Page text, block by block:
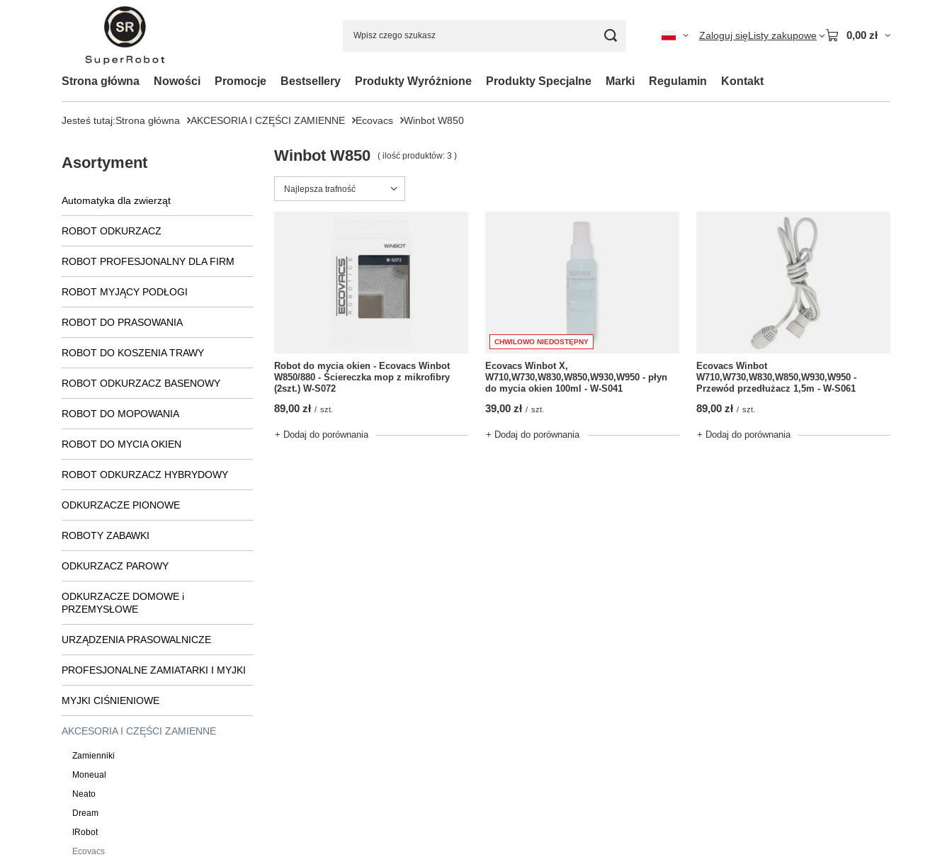
Zaloguj sięListy zakupowe 0,00 zł
Strona główna Nowości Promocje Bestsellery Produkty Wyróżnione Produkty Specjalne Marki Regulamin Kontakt
Jesteś tutaj:Strona główna AKCESORIA I CZĘŚCI ZAMIENNE Ecovacs Winbot W850
Asortyment
Automatyka dla zwierząt
ROBOT ODKURZACZ
ROBOT PROFESJONALNY DLA FIRM
ROBOT MYJĄCY PODŁOGI
ROBOT DO PRASOWANIA
ROBOT DO KOSZENIA TRAWY
ROBOT ODKURZACZ BASENOWY
ROBOT DO MOPOWANIA
ROBOT DO MYCIA OKIEN
ROBOT ODKURZACZ HYBRYDOWY
ODKURZACZE PIONOWE
ROBOTY ZABAWKI
ODKURZACZ PAROWY
ODKURZACZE DOMOWE i
PRZEMYSŁOWE
URZĄDZENIA PRASOWALNICZE
PROFESJONALNE ZAMIATARKI I MYJKI
MYJKI CIŚNIENIOWE
AKCESORIA I CZĘŚCI ZAMIENNE
Zamienniki
Moneual
Neato
Dream
IRobot
Ecovacs
Winbot W850 ( ilość produktów: 3 )
Zmień sortowanie
Najlepsza trafność
Robot do mycia okien - Ecovacs Winbot
W850/880 - Ściereczka mop z mikrofibry
(2szt.) W-S072
89,00 zł / szt.
+ Dodaj do porównania
CHWILOWO NIEDOSTĘPNY
Ecovacs Winbot X,
W710,W730,W830,W850,W930,W950 - płyn
do mycia okien 100ml - W-S041
39,00 zł / szt.
+ Dodaj do porównania
Ecovacs Winbot
W710,W730,W830,W850,W930,W950 -
Przewód przedłużacz 1,5m - W-S061
89,00 zł / szt.
+ Dodaj do porównania